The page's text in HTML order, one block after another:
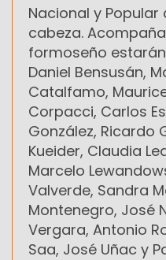
Nacional y
cabeza.
formoseño
Daniel Bensusán,
Catalfamo,
Corpacci, Carlos
González, Ricardo
Kueider, Claudia
Marcelo
Valverde, Sandra
Montenegro, José
Vergara, Antonio
Saa, José Uñac y